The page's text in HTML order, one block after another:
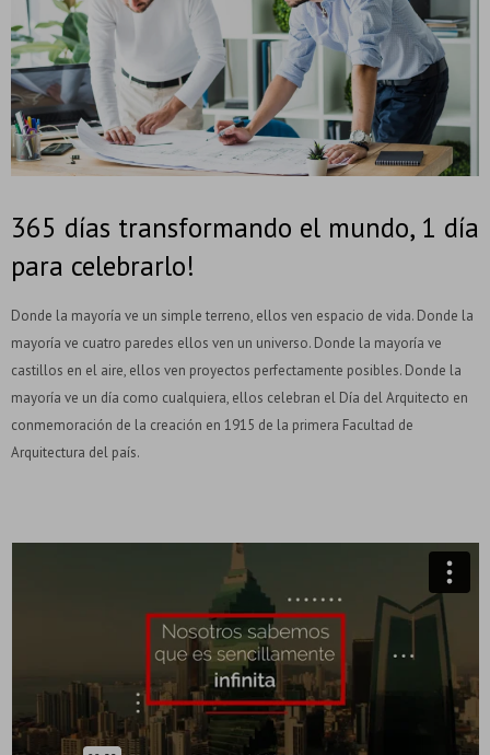
365 días transformando el mundo, 1 día
para celebrarlo!
Donde la mayoría ve un simple terreno, ellos ven espacio de vida. Donde la
mayoría ve cuatro paredes ellos ven un universo. Donde la mayoría ve
castillos en el aire, ellos ven proyectos perfectamente posibles. Donde la
mayoría ve un día como cualquiera, ellos celebran el Día del Arquitecto en
conmemoración de la creación en 1915 de la primera Facultad de
Arquitectura del país.